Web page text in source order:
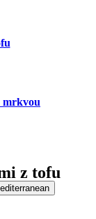
mrkvou
z tofu